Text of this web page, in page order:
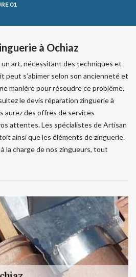
01
à Ochiaz
art, nécessitant des techniques et
peut s’abimer selon son ancienneté et
manière pour résoudre ce problème.
le devis réparation zinguerie à
aurez des offres de services
attentes. Les spécialistes de Artisan
ainsi que les éléments de zinguerie.
la charge de nos zingueurs, tout